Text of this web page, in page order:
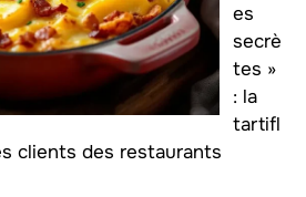
es
secrè
tes »
: la
tartifl
clients des restaurants